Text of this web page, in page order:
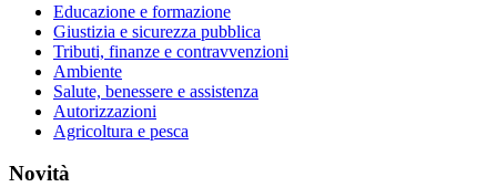
Educazione e formazione
Giustizia e sicurezza pubblica
Tributi, finanze e contravvenzioni
Ambiente
Salute, benessere e assistenza
Autorizzazioni
Agricoltura e pesca
Novità